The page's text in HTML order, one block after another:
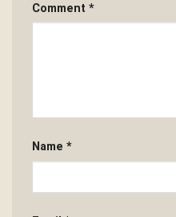
Comment *
Name *